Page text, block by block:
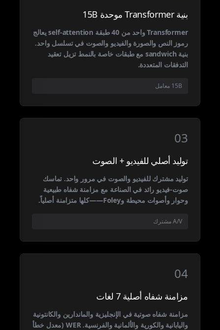
بنية Transformer موحدة 15B
Transformer واحد من 40 طبقة self-attention يعالج
رموز النص والصورة والفيديو والصوت في تسلسل واحد.
بنية sandwich مع طبقات خاصة بالنمط تزيل تعقيد
التدفقات المتعددة.
15B معامل
03
توليد أصلي للفيديو + الصوت
توليد مشترك للفيديو والصوت في مرور واحد. تماسك
صوت-فيديو رائد في الصناعة مع مزامنة شفاه طبيعية
وحوار وأصوات محيطة وFoley——كلها متزامنة أصلياً.
A/V مشترك
04
مزامنة شفاه أصلية 7 لغات
مزامنة شفاه صوتية في الإنجليزية والماندارين والكانتونية
واليابانية والكورية والألمانية والفرنسية. WER (معدل خطأ